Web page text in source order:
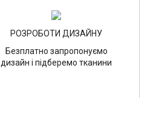
РОЗРОБОТИ ДИЗАЙНУ
Безплатно запропонуємо
дизайн і підберемо тканини